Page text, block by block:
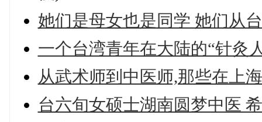
她们是母女也是同学 她们从
一个台湾青年在大陆的“针灸
从武术师到中医师,那些在上
台六旬女硕士湖南圆梦中医